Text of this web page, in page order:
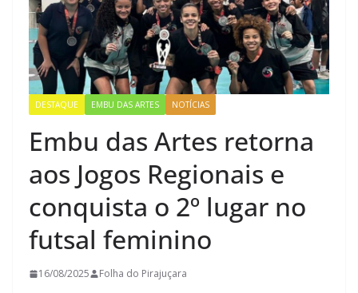
DESTAQUE EMBU DAS ARTES NOTÍCIAS
Embu das Artes retorna
aos Jogos Regionais e
conquista o 2º lugar no
futsal feminino
16/08/2025 Folha do Pirajuçara